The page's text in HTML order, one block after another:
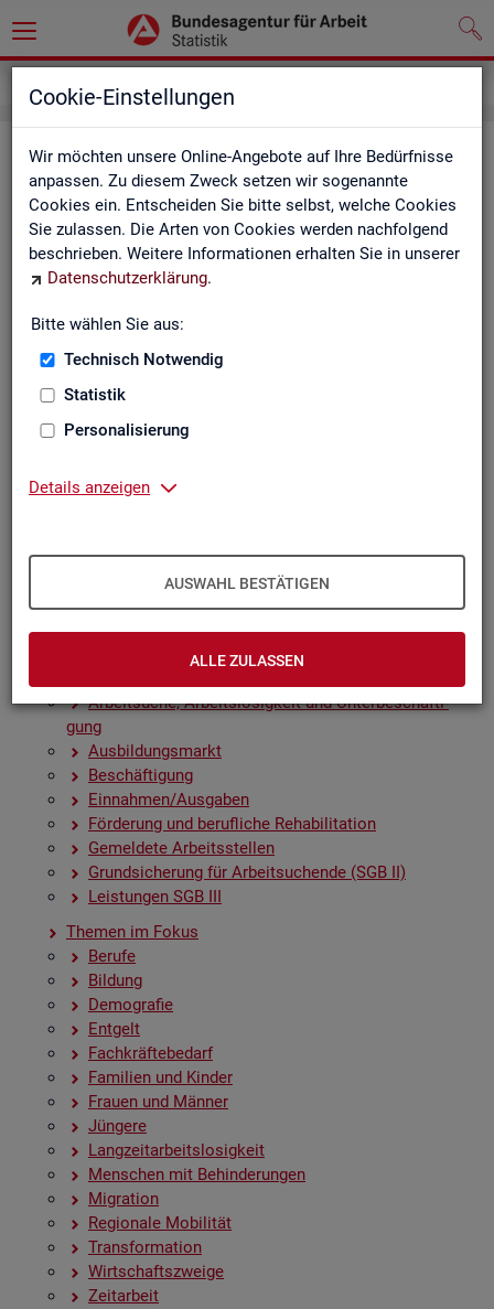
Cookie-Einstellungen
Wir möchten unsere Online-Angebote auf Ihre Bedürfnisse
anpassen. Zu diesem Zweck setzen wir sogenannte
Cookies ein. Entscheiden Sie bitte selbst, welche Cookies
Sie zulassen. Die Arten von Cookies werden nachfolgend
beschrieben. Weitere Informationen erhalten Sie in unserer
Datenschutzerklärung.
Bitte wählen Sie aus:
Technisch Notwendig
Statistik
Personalisierung
Details anzeigen
AUSWAHL BESTÄTIGEN
ALLE ZULASSEN
In­halts­ver­zeich­nis
Sta­tis­ti­ken
Rund­schau Ar­beits­markt
Mo­nats­be­richt
Eck­wer­te des Ar­beits­mark­tes und der Grund­si­che­
rung
Eck­wer­te Ar­beits­markt
Ar­beits­markt in Deutsch­land
Zah­len, Daten, Fak­ten - Struk­tur­da­ten und -in­di­ka­to­
Früh­in­di­ka­to­ren für den Ar­beits­markt
Sai­son­be­rei­nig­te Zeit­rei­hen
Ar­beit­su­che, Ar­beits­lo­sig­keit und Un­ter­be­schäf­ti­
gung
Aus­bil­dungs­markt
Be­schäf­ti­gung
Ein­nah­men/Aus­ga­ben
För­de­rung und be­ruf­li­che Re­ha­bi­li­ta­ti­on
Ge­mel­de­te Ar­beits­stel­len
Grund­si­che­rung für Ar­beit­su­chen­de (SGB II)
Leis­tun­gen SGB III
The­men im Fokus
Be­ru­fe
Bil­dung
De­mo­gra­fie
Ent­gelt
Fach­kräf­te­be­darf
Fa­mi­li­en und Kin­der
Frau­en und Män­ner
Jün­ge­re
Lang­zeit­ar­beits­lo­sig­keit
Men­schen mit Be­hin­de­run­gen
Mi­gra­ti­on
Re­gio­na­le Mo­bi­li­tät
Trans­for­ma­ti­on
Wirt­schafts­zwei­ge
Zeit­ar­beit